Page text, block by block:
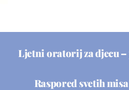
Ljetni oratorij za djecu
Raspored svetih